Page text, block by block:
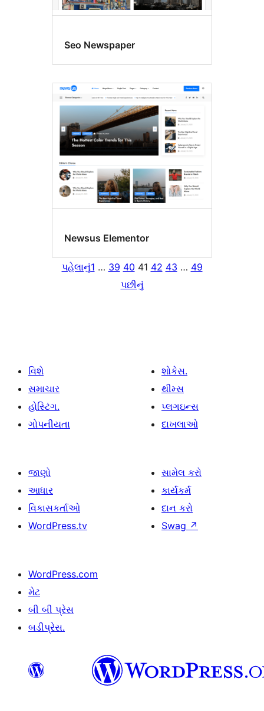
Seo Newspaper
Newsus Elementor
પહેલાનું1 … 39 40 41 42 43 … 49
પછીનું
વિશે
સમાચાર
હોસ્ટિંગ.
ગોપનીયતા
શોકેસ.
થીમ્સ
પ્લગઇન્સ
દાખલાઓ
જાણો
આધાર
વિકાસકર્તાઓ
WordPress.tv
સામેલ કરો
કાર્યકર્મ
દાન કરો
Swag ↗
WordPress.com
મેટ
બી બી પ્રેસ
બડીપ્રેસ.